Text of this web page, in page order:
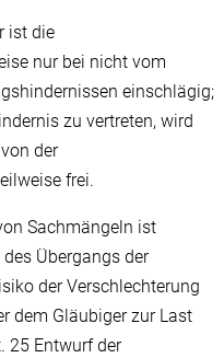
ist die
nur bei nicht vom
einschlägig;
zu vertreten, wird
der
frei.
Sachmängeln ist
Übergangs der
der Verschlechterung
dem Gläubiger zur Last
25 Entwurf der